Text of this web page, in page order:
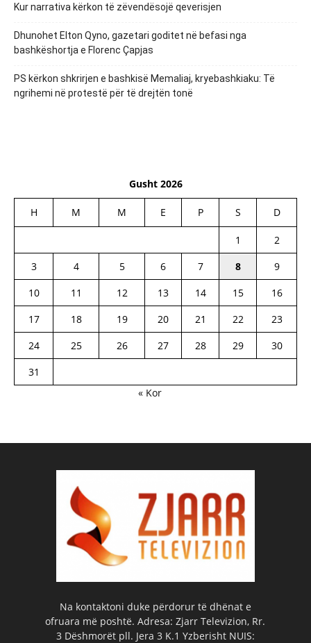
Kur narrativa kërkon të zëvendësojë qeverisjen
Dhunohet Elton Qyno, gazetari goditet në befasi nga
bashkëshortja e Florenc Çapjas
PS kërkon shkrirjen e bashkisë Memaliaj, kryebashkiaku: Të
ngrihemi në protestë për të drejtën tonë
Gusht 2026
H M M E P S D
1
2
3
4 5 6 7 8
9
10
11 12 13 14 15
16
17
18 19 20 21 22
23
24
25 26 27 28 29
30
31
« Kor
Na kontaktoni duke përdorur të dhënat e
ofruara më poshtë. Adresa: Zjarr Televizion, Rr.
3 Dëshmorët pll. Jera 3 K.1 Yzberisht NUIS: